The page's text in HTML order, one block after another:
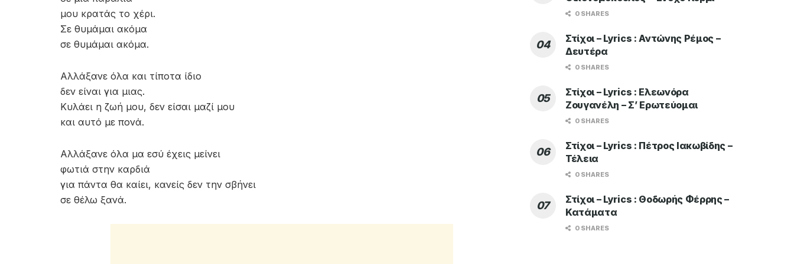
μου κρατάς το χέρι.
Σε θυμάμαι ακόμα
σε θυμάμαι ακόμα.
Αλλάξανε όλα και τίποτα ίδιο
δεν είναι για μιας.
Κυλάει η ζωή μου, δεν είσαι μαζί μου
και αυτό με πονά.
Αλλάξανε όλα μα εσύ έχεις μείνει
φωτιά στην καρδιά
για πάντα θα καίει, κανείς δεν την σβήνει
σε θέλω ξανά.
0 SHARES
Στίχοι – Lyrics : Αντώνης Ρέμος –
Δευτέρα
0 SHARES
Στίχοι – Lyrics : Ελεωνόρα
Ζουγανέλη – Σ’ Ερωτεύομαι
0 SHARES
Στίχοι – Lyrics : Πέτρος Ιακωβίδης –
Τέλεια
0 SHARES
Στίχοι – Lyrics : Θοδωρής Φέρρης –
Κατάματα
0 SHARES